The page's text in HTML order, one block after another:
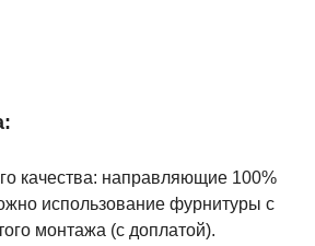
качества: направляющие 100%
использование фурнитуры с
монтажа (с доплатой).